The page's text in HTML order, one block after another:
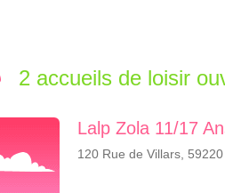
2 accueils de loisir
Lalp Zola 11/17
120 Rue de Villars,